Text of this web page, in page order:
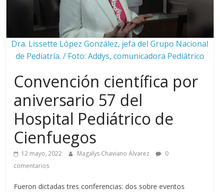
Dra. Lissette López González, jefa del Grupo Nacional
de Pediatría. / Foto: Addys, comunicadora Pediátrico
Convención científica por
aniversario 57 del
Hospital Pediátrico de
Cienfuegos
12 mayo, 2022 Magalys Chaviano Álvarez
0
comentarios
Fueron dictadas tres conferencias: dos sobre eventos